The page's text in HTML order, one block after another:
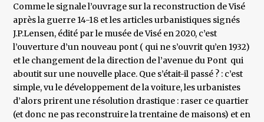
Comme le signale l’ouvrage sur la reconstruction de Visé
après la guerre 14-18 et les articles urbanistiques signés
J.P.Lensen, édité par le musée de Visé en 2020, c’est
l’ouverture d’un nouveau pont ( qui ne s’ouvrit qu’en 1932)
et le changement de la direction de l’avenue du Pont qui
aboutit sur une nouvelle place. Que s’était-il passé ? : c’est
simple, vu le développement de la voiture, les urbanistes
d’alors prirent une résolution drastique : raser ce quartier
(et donc ne pas reconstruire la trentaine de maisons) et en